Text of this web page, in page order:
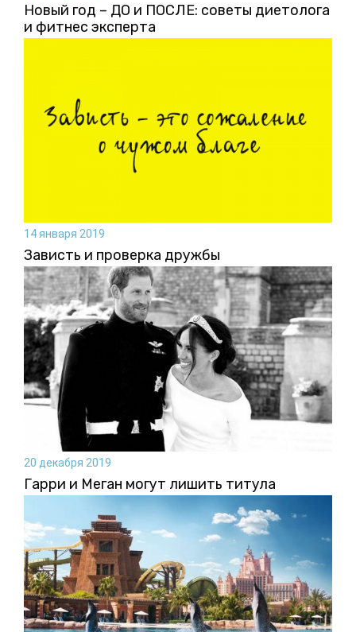
Новый год – ДО и ПОСЛЕ: советы диетолога
и фитнес эксперта
14 января 2019
Зависть и проверка дружбы
20 декабря 2019
Гарри и Меган могут лишить титула